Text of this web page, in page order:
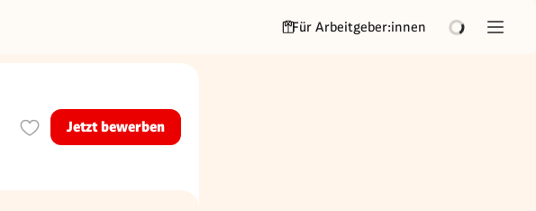
Für Arbeitgeber:innen
dieses Inserat
Jetzt bewerben